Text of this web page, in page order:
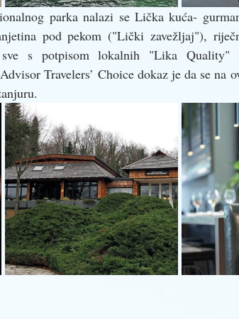
parka nalazi se Lička kuća-
pod pekom ("Lički zavežljaj"),
sve s potpisom lokalnih "Lika Quality"
Travelers’ Choice dokaz je da se na